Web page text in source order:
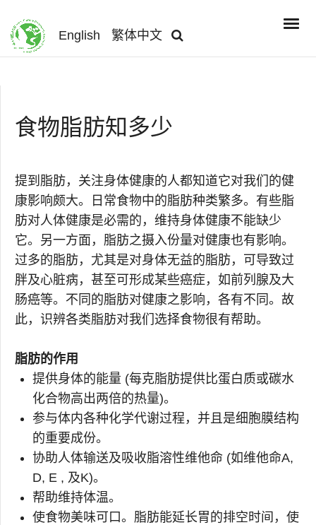
English 繁体中文
食物脂肪知多少
提到脂肪，关注身体健康的人都知道它对我们的健
康影响颇大。日常食物中的脂肪种类繁多。有些脂
肪对人体健康是必需的，维持身体健康不能缺少
它。另一方面，脂肪之摄入份量对健康也有影响。
过多的脂肪，尤其是对身体无益的脂肪，可导致过
胖及心脏病，甚至可形成某些癌症，如前列腺及大
肠癌等。不同的脂肪对健康之影响，各有不同。故
此，识辨各类脂肪对我们选择食物很有帮助。
脂肪的作用
提供身体的能量 (每克脂肪提供比蛋白质或碳水
化合物高出两倍的热量)。
参与体内各种化学代谢过程，并且是细胞膜结构
的重要成份。
协助人体输送及吸收脂溶性维他命 (如维他命A,
D, E , 及K)。
帮助维持体温。
使食物美味可口。脂肪能延长胃的排空时间，使